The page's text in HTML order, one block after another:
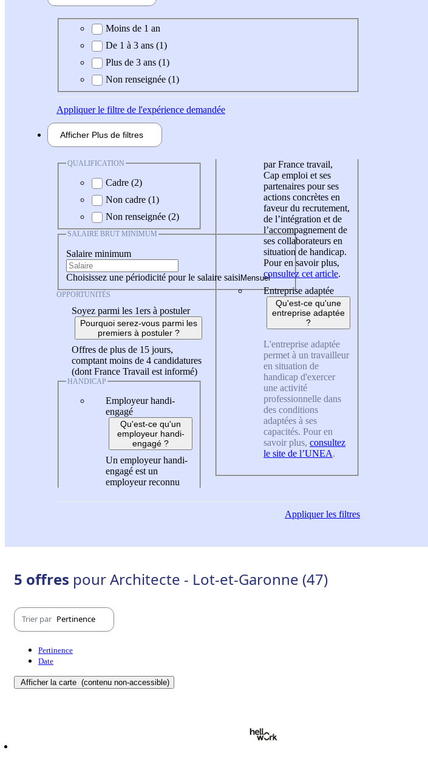
Expérience demandée
Moins de 1 an
De 1 à 3 ans (1)
Plus de 3 ans (1)
Non renseignée (1)
Appliquerle filtre de l'expérience demandée
Afficher Plus de filtres
QUALIFICATION
Cadre (2)
Non cadre (1)
Non renseignée (2)
SALAIRE BRUT MINIMUM
Salaire minimum
Choisissez une périodicité pour le salaire saisi
OPPORTUNITÉS
Soyez parmi les 1ers à postuler
Pourquoi serez-vous parmi les
premiers à postuler ?
Offres de plus de 15 jours,
comptant moins de 4 candidatures
(dont France Travail est informé)
HANDICAP
Employeur handi-
engagé
Qu'est-ce qu'un
employeur handi-
engagé ?
Un employeur handi-
engagé est un
employeur reconnu
par France travail,
Cap emploi et ses
partenaires pour ses
actions concrètes en
faveur du recrutement,
de l’intégration et de
l’accompagnement de
ses collaborateurs en
situation de handicap.
Pour en savoir plus,
consultez cet article.
Entreprise adaptée
Qu'est-ce qu'une
entreprise adaptée
?
L'entreprise adaptée
permet à un travailleur
en situation de
handicap d'exercer
une activité
professionnelle dans
des conditions
adaptées à ses
capacités. Pour en
savoir plus, consultez
le site de l’UNEA.
Appliquerles filtres
5 offres pour Architecte - Lot-et-Garonne (47)
Trier par Pertinence
Pertinence
Date
Afficher la carte (contenu non-accessible)